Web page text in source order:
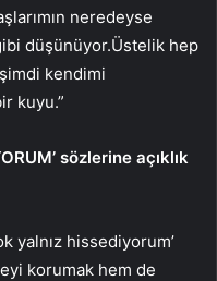
neredeyse
düşünüyor.Üstelik hep
kendimi
kuyu.”
sözlerine açıklık
yalnız hissediyorum’
korumak hem de